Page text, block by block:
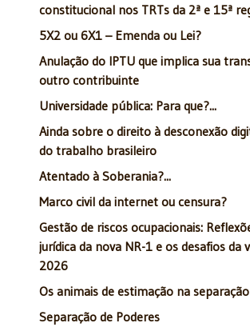
constitucional nos TRTs da 2ª e 15ª
5X2 ou 6X1 – Emenda ou Lei?
Anulação do IPTU que implica sua
outro contribuinte
Universidade pública: Para que?...
Ainda sobre o direito à desconexão
do trabalho brasileiro
Atentado à Soberania?...
Marco civil da internet ou censura?
Gestão de riscos ocupacionais:
jurídica da nova NR-1 e os desafios da
2026
Os animais de estimação na
Separação de Poderes